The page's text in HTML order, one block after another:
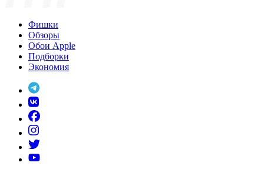
Фишки
Обзоры
Обои Apple
Подборки
Экономия